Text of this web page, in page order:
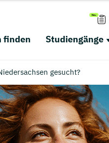
finden Studiengänge
gesucht?